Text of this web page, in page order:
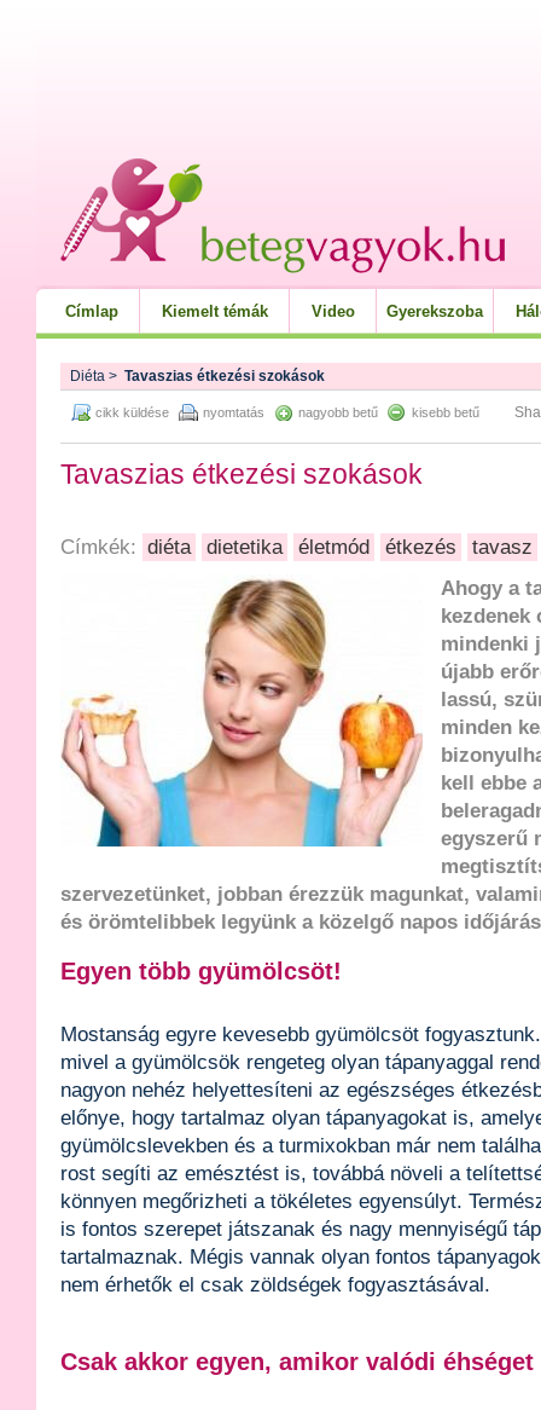
Címlap Kiemelt témák Video Gyerekszoba
Diéta > Tavaszias étkezési szokások
cikk küldése nyomtatás nagyobb betű kisebb betű
Tavaszias étkezési szokások
Címkék: diéta dietetika életmód étkezés
tavasz
Ahogy a
kezdenek
mindenki
újabb
lassú,
minden
kell ebbe
egyszerű
szervezetünket, jobban érezzük magunkat,
és örömtelibbek legyünk a közelgő napos
Egyen több gyümölcsöt!
Mostanság egyre kevesebb gyümölcsöt
mivel a gyümölcsök rengeteg olyan tápanyaggal
nagyon nehéz helyettesíteni az egészséges
előnye, hogy tartalmaz olyan tápanyagokat is,
gyümölcslevekben és a turmixokban már nem
rost segíti az emésztést is, továbbá növeli a
könnyen megőrizheti a tökéletes egyensúlyt.
is fontos szerepet játszanak és nagy mennyiségű
tartalmaznak. Mégis vannak olyan fontos
nem érhetők el csak zöldségek fogyasztásával.
Csak akkor egyen, amikor valódi éhséget